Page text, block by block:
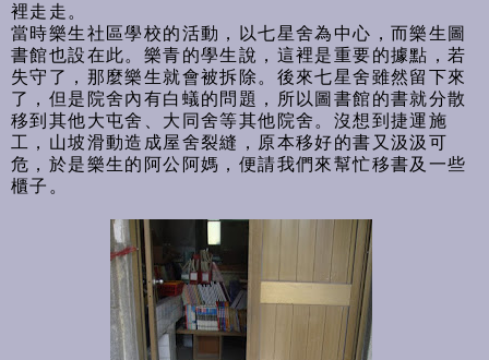
裡走走。
當時樂生社區學校的活動，以七星舍為中心，而樂生圖
書館也設在此。樂青的學生說，這裡是重要的據點，若
失守了，那麼樂生就會被拆除。後來七星舍雖然留下來
了，但是院舍內有白蟻的問題，所以圖書館的書就分散
移到其他大屯舍、大同舍等其他院舍。沒想到捷運施
工，山坡滑動造成屋舍裂縫，原本移好的書又汲汲可
危，於是樂生的阿公阿媽，便請我們來幫忙移書及一些
櫃子。